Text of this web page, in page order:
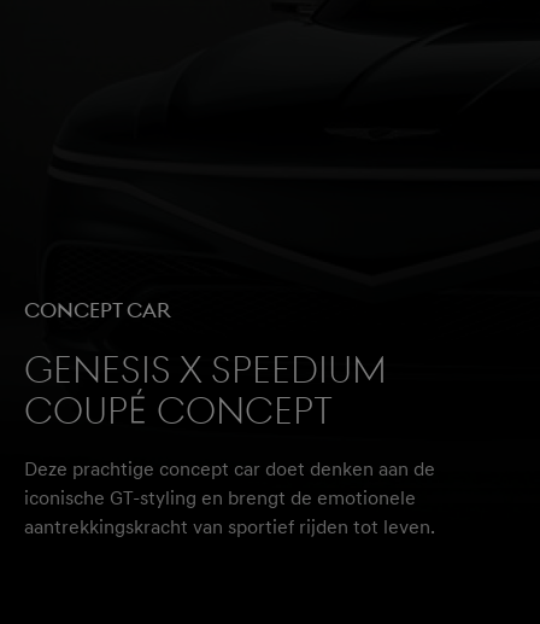
CONCEPT CAR
GENESIS X SPEEDIUM
COUPÉ CONCEPT
Deze prachtige concept car doet denken aan de
iconische GT-styling en brengt de emotionele
aantrekkingskracht van sportief rijden tot leven.